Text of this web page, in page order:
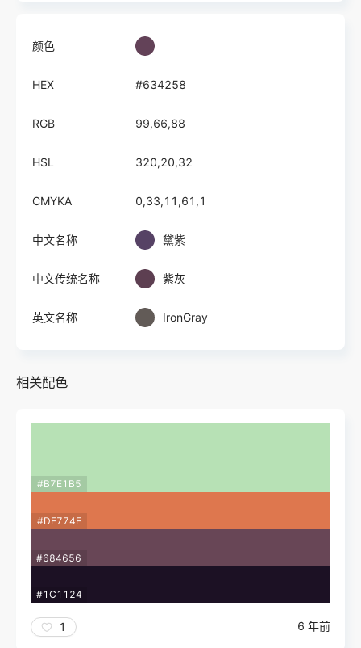
颜色
HEX #634258
RGB 99,66,88
HSL 320,20,32
CMYKA 0,33,11,61,1
中文名称 黛紫
中文传统名称 紫灰
英文名称 IronGray
相关配色
#B7E1B5
#DE774E
#684656
#1C1124
1 6 年前